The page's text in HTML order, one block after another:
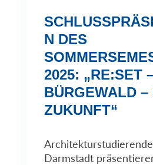
N DES
2025: „RE:SET
BÜRGEWALD –
ZUKUNFT“
Darmstadt